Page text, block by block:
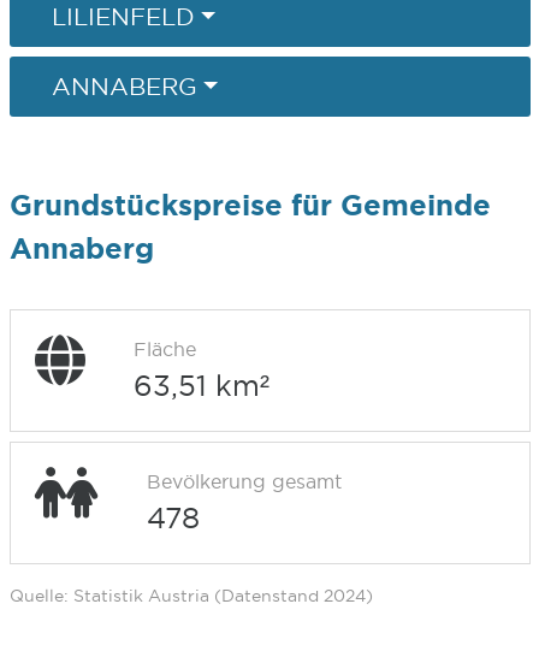
LILIENFELD
ANNABERG
Grundstückspreise für Gemeinde
Annaberg
Fläche
63,51 km²
Bevölkerung gesamt
478
Quelle: Statistik Austria (Datenstand 2024)